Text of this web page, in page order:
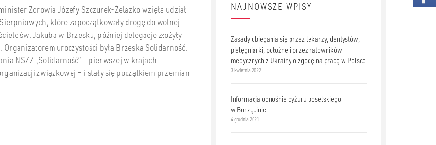
Zdrowia Józefy Szczurek-Żelazko wzięła udział
które zapoczątkowały drogę do wolnej
św. Jakuba w Brzesku, później delegacje złożyły
uroczystości była Brzeska Solidarność.
NSZZ „Solidarność” – pierwszej w krajach
związkowej – i stały się początkiem przemian
NAJNOWSZE WPISY
Zasady ubiegania się przez lekarzy, dentystów,
pielęgniarki, położne i przez ratowników
medycznych z Ukrainy o zgodę na pracę w Polsce
3 kwietnia 2022
Informacja odnośnie dyżuru poselskiego
w Borzęcinie
4 grudnia 2021